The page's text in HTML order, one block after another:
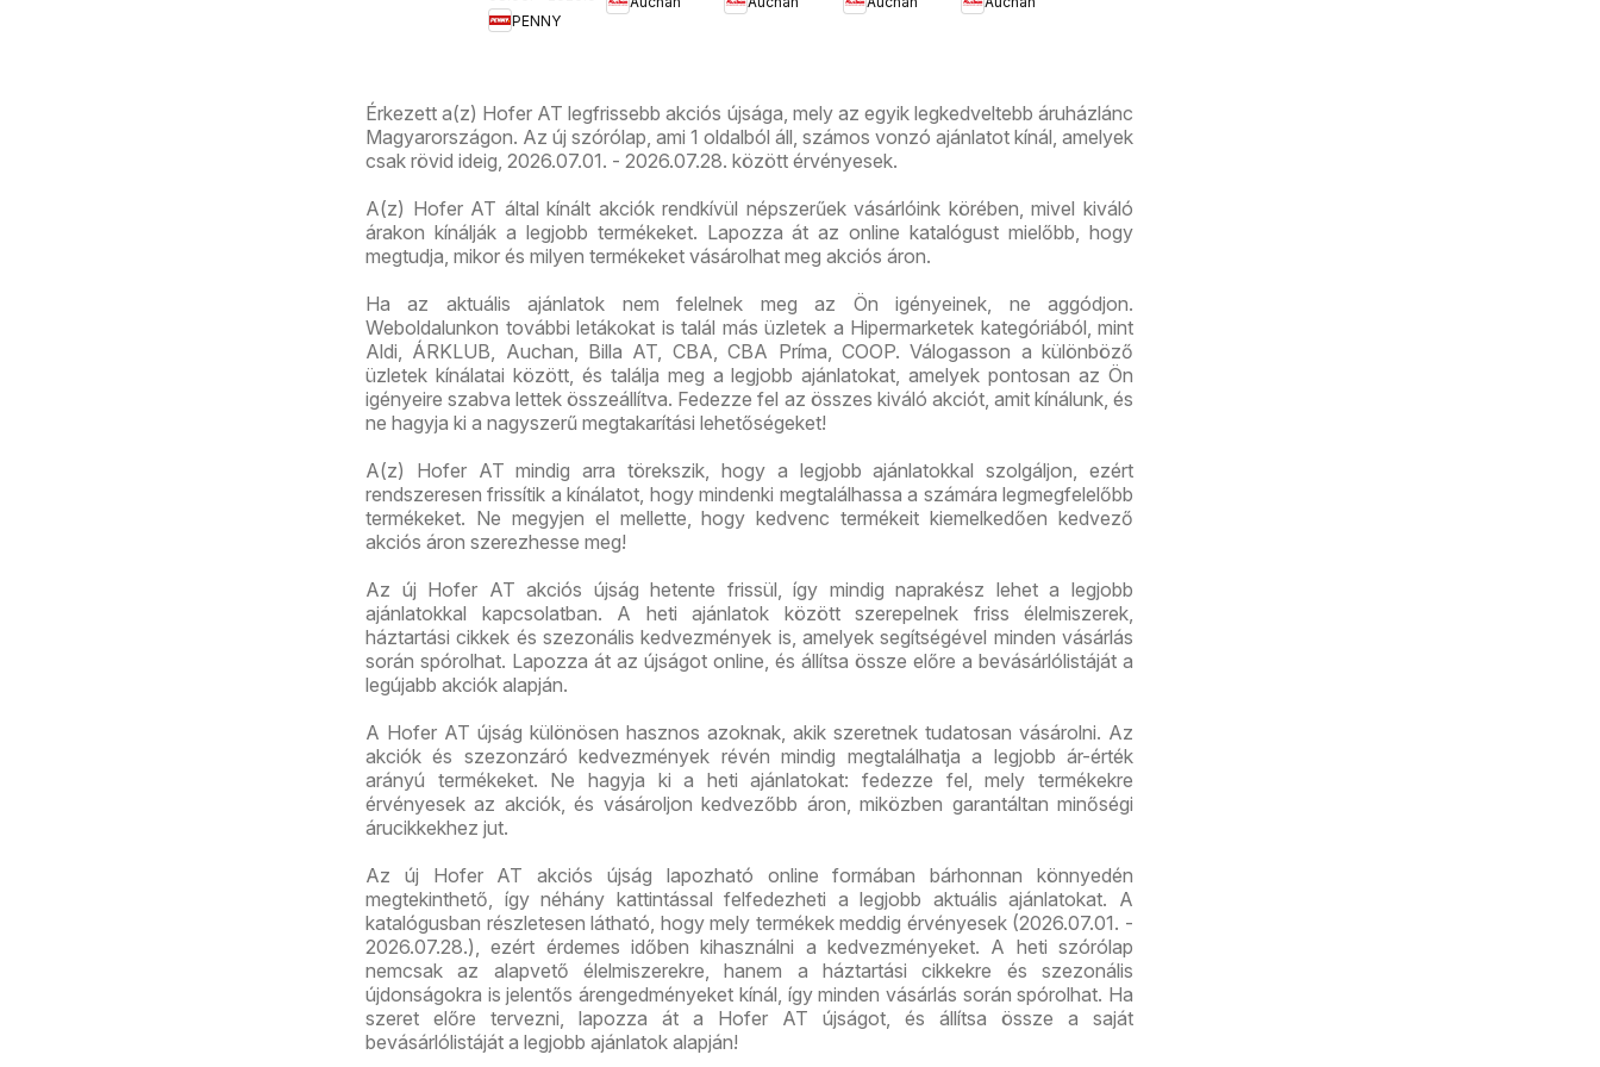
akciós
PENNY
ajánlatok
ajánlataink
kedvezményakciós
Érkezett a(z) Hofer AT legfrissebb akciós újsága, mely az egyik legkedveltebb áruházlánc
Magyarországon. Az új szórólap, ami 1 oldalból áll, számos vonzó ajánlatot kínál, amelyek
csak rövid ideig, 2026.07.01. - 2026.07.28. között érvényesek.
A(z) Hofer AT által kínált akciók rendkívül népszerűek vásárlóink körében, mivel kiváló
árakon kínálják a legjobb termékeket. Lapozza át az online katalógust mielőbb, hogy
megtudja, mikor és milyen termékeket vásárolhat meg akciós áron.
Ha az aktuális ajánlatok nem felelnek meg az Ön igényeinek, ne aggódjon.
Weboldalunkon további letákokat is talál más üzletek a Hipermarketek kategóriából, mint
Aldi, ÁRKLUB, Auchan, Billa AT, CBA, CBA Príma, COOP. Válogasson a különböző
üzletek kínálatai között, és találja meg a legjobb ajánlatokat, amelyek pontosan az Ön
igényeire szabva lettek összeállítva. Fedezze fel az összes kiváló akciót, amit kínálunk, és
ne hagyja ki a nagyszerű megtakarítási lehetőségeket!
A(z) Hofer AT mindig arra törekszik, hogy a legjobb ajánlatokkal szolgáljon, ezért
rendszeresen frissítik a kínálatot, hogy mindenki megtalálhassa a számára legmegfelelőbb
termékeket. Ne megyjen el mellette, hogy kedvenc termékeit kiemelkedően kedvező
akciós áron szerezhesse meg!
Az új Hofer AT akciós újság hetente frissül, így mindig naprakész lehet a legjobb
ajánlatokkal kapcsolatban. A heti ajánlatok között szerepelnek friss élelmiszerek,
háztartási cikkek és szezonális kedvezmények is, amelyek segítségével minden vásárlás
során spórolhat. Lapozza át az újságot online, és állítsa össze előre a bevásárlólistáját a
legújabb akciók alapján.
A Hofer AT újság különösen hasznos azoknak, akik szeretnek tudatosan vásárolni. Az
akciók és szezonzáró kedvezmények révén mindig megtalálhatja a legjobb ár-érték
arányú termékeket. Ne hagyja ki a heti ajánlatokat: fedezze fel, mely termékekre
érvényesek az akciók, és vásároljon kedvezőbb áron, miközben garantáltan minőségi
árucikkekhez jut.
Az új Hofer AT akciós újság lapozható online formában bárhonnan könnyedén
megtekinthető, így néhány kattintással felfedezheti a legjobb aktuális ajánlatokat. A
katalógusban részletesen látható, hogy mely termékek meddig érvényesek (2026.07.01. -
2026.07.28.), ezért érdemes időben kihasználni a kedvezményeket. A heti szórólap
nemcsak az alapvető élelmiszerekre, hanem a háztartási cikkekre és szezonális
újdonságokra is jelentős árengedményeket kínál, így minden vásárlás során spórolhat. Ha
szeret előre tervezni, lapozza át a Hofer AT újságot, és állítsa össze a saját
bevásárlólistáját a legjobb ajánlatok alapján!